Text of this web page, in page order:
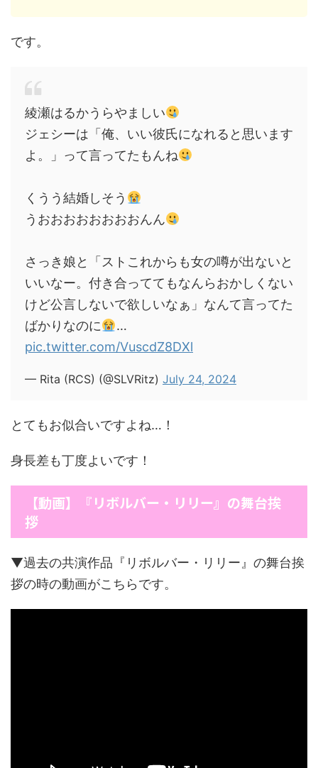
です。
綾瀬はるかうらやましい
ジェシーは「俺、いい彼氏になれると思います
よ。」って言ってたもんね
くうう結婚しそう
うおおおおおおおおんん
さっき娘と「ストこれからも女の噂が出ないと
いいなー。付き合っててもなんらおかしくない
けど公言しないで欲しいなぁ」なんて言ってた
ばかりなのに
…
pic.twitter.com/VuscdZ8DXl
— Rita (RCS) (@SLVRitz) July 24, 2024
とてもお似合いですよね…！
身長差も丁度よいです！
【動画】『リボルバー・リリー』の舞台挨
拶
▼過去の共演作品『リボルバー・リリー』の舞台挨
拶の時の動画がこちらです。